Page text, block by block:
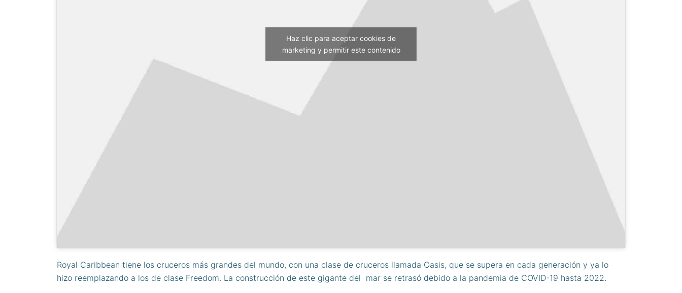
Haz clic para aceptar cookies de
marketing y permitir este contenido
Royal Caribbean tiene los cruceros más grandes del mundo, con una clase de cruceros llamada Oasis, que se supera en cada generación y ya lo
hizo reemplazando a los de clase Freedom. La construcción de este gigante del mar se retrasó debido a la pandemia de COVID-19 hasta 2022.